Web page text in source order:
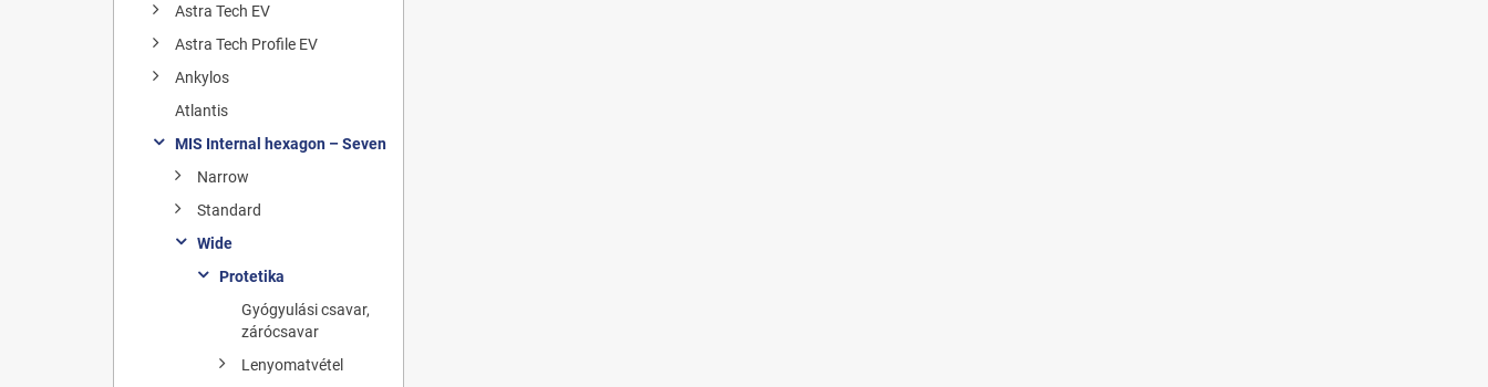
Astra Tech EV
Astra Tech Profile EV
Ankylos
Atlantis
MIS Internal hexagon – Seven
Narrow
Standard
Wide
Protetika
Gyógyulási csavar,
zárócsavar
Lenyomatvétel